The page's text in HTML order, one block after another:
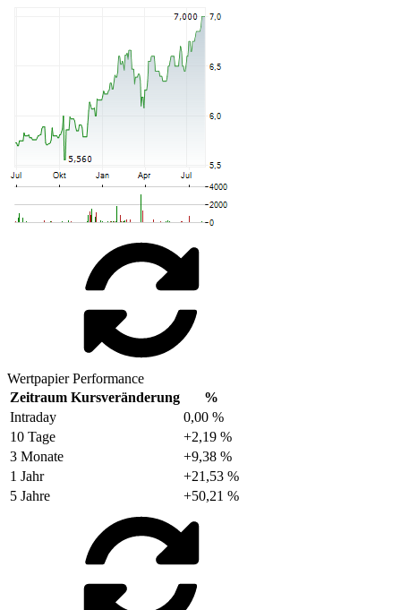
Wertpapier Performance
Zeitraum Kursveränderung
%
Intraday
0,00 %
10 Tage
+2,19 %
3 Monate
+9,38 %
1 Jahr
+21,53 %
5 Jahre
+50,21 %